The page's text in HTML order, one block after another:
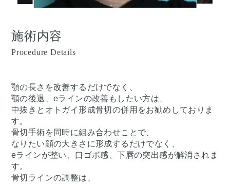
施術内容
Procedure Details
顎の長さを改善するだけでなく、
顎の後退、eラインの改善もしたい方は、
中抜きとオトガイ形成骨切の併用をお勧めしておりま
す。
骨切手術を同時に組み合わせことで、
なりたい顔の大きさに形成するだけでなく、
eラインが整い、口ゴボ感、下唇の突出感が解消されま
す。
骨切ラインの調整は、